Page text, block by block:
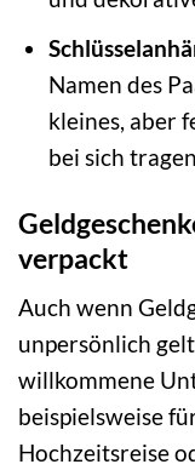
Namen des
kleines, aber
bei sich
verpackt
Auch wenn
unpersönlich
willkommene
beispielsweise
Hochzeitsreise